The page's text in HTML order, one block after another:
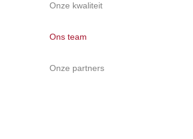
Onze kwaliteit
Ons team
Onze partners